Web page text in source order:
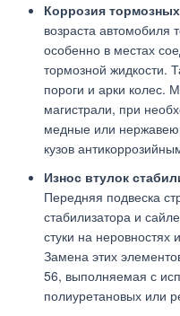
Коррозия
возраста автомобиля
особенно в местах
тормозной жидкости.
пороги и арки колес.
магистрали, при
медные или
кузов
Износ втулок
Передняя подвеска
стабилизатора и
стуки на
Замена этих
56, выполняемая с
полиуретановых или